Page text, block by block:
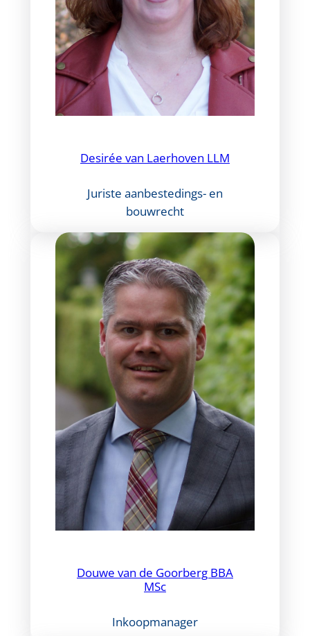
Desirée van Laerhoven LLM
Juriste aanbestedings- en
bouwrecht
Douwe van de Goorberg BBA
MSc
Inkoopmanager